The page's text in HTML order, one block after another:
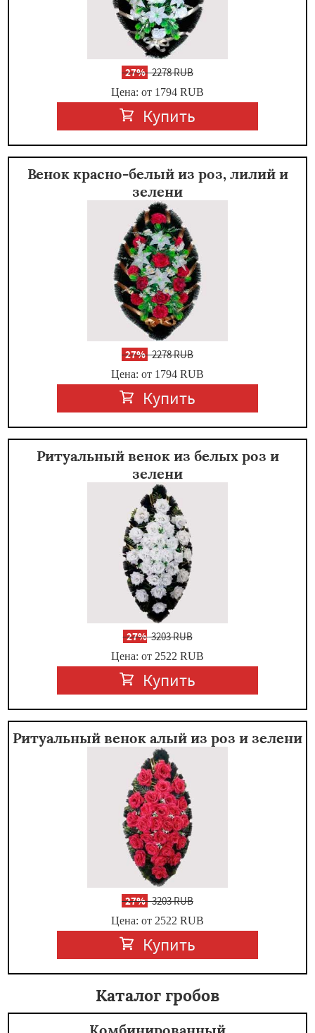
-27%2278 RUB
Цена: от 1794 RUB
Купить
Венок красно-белый из роз, лилий и
зелени
-27%2278 RUB
Цена: от 1794 RUB
Купить
Ритуальный венок из белых роз и
зелени
-27%3203 RUB
Цена: от 2522 RUB
Купить
Ритуальный венок алый из роз и зелени
-27%3203 RUB
Цена: от 2522 RUB
Купить
Каталог гробов